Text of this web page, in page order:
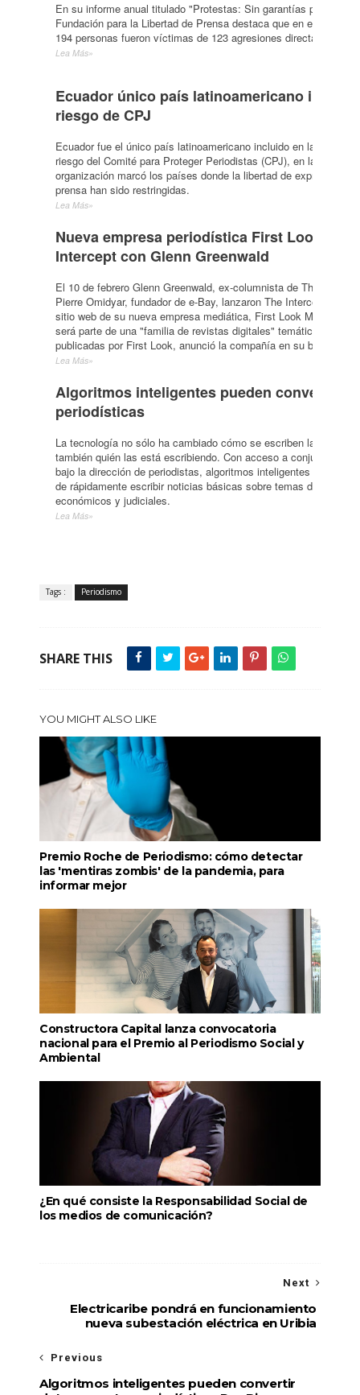
En su informe anual titulado "Protestas: Sin garantías para
Fundación para la Libertad de Prensa destaca que en el 2013 un
194 personas fueron víctimas de 123 agresiones directas contra
Lea Más»
Ecuador único país latinoamericano
riesgo de CPJ
Ecuador fue el único país latinoamericano incluido en la nueva
riesgo del Comité para Proteger Periodistas (CPJ), en la cual la
organización marcó los países donde la libertad de expresión y
prensa han sido restringidas.
Lea Más»
Nueva empresa periodística First Look
Intercept con Glenn Greenwald
El 10 de febrero Glenn Greenwald, ex-columnista de The
Pierre Omidyar, fundador de e-Bay, lanzaron The Intercept como
sitio web de su nueva empresa mediática, First Look Media.
será parte de una "familia de revistas digitales" temáticamente
publicadas por First Look, anunció la compañía en su blog.
Lea Más»
Algoritmos inteligentes pueden convertir
periodísticas
La tecnología no sólo ha cambiado cómo se escriben las
también quién las está escribiendo. Con acceso a conjuntos de
bajo la dirección de periodistas, algoritmos inteligentes ahora
de rápidamente escribir noticias básicas sobre temas deportivos,
económicos y judiciales.
Lea Más»
Tags : Periodismo
SHARE THIS
YOU MIGHT ALSO LIKE
Premio Roche de Periodismo: cómo detectar
las 'mentiras zombis' de la pandemia, para
informar mejor
Constructora Capital lanza convocatoria
nacional para el Premio al Periodismo Social y
Ambiental
¿En qué consiste la Responsabilidad Social de
los medios de comunicación?
Next
Electricaribe pondrá en funcionamiento
nueva subestación eléctrica en Uribia
Previous
Algoritmos inteligentes pueden convertir